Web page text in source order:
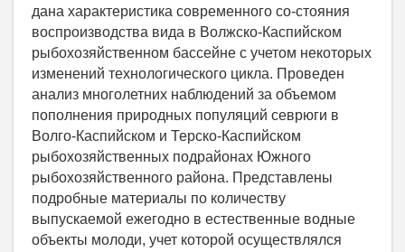
дана характеристика современного со-стояния
воспроизводства вида в Волжско-Каспийском
рыбохозяйственном бассейне с учетом некоторых
изменений технологического цикла. Проведен
анализ многолетних наблюдений за объемом
пополнения природных популяций севрюги в
Волго-Каспийском и Терско-Каспийском
рыбохозяйственных подрайонах Южного
рыбохозяйственного района. Представлены
подробные материалы по количеству
выпускаемой ежегодно в естественные водные
объекты молоди, учет которой осуществлялся